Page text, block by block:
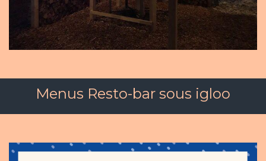
Menus Resto-bar sous igloo